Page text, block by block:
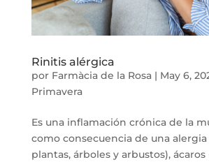
Rinitis alérgica
por Farmàcia de la Rosa| May 6,
Primavera
Es una inflamación crónica de la
como consecuencia de una
plantas, árboles y arbustos),